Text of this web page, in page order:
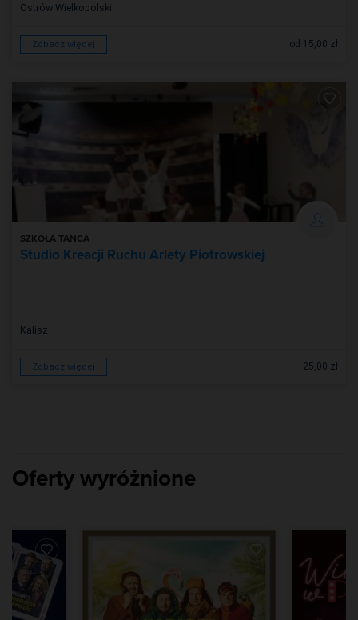
Ostrów Wielkopolski
Zobacz więcej od 15,00 zł
SZKOŁA TAŃCA
Studio Kreacji Ruchu Arlety Piotrowskiej
Kalisz
Zobacz więcej 25,00 zł
Oferty wyróżnione